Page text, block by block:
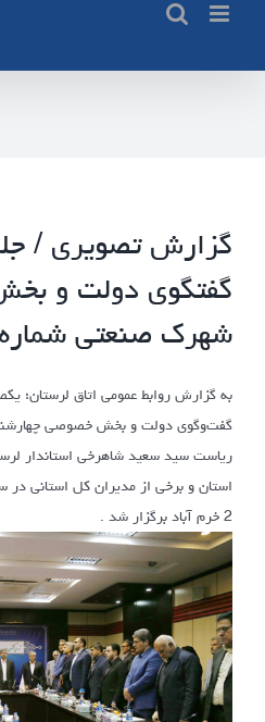
content
گزارش تصویری /
گفتگوی دولت و
شهرک صنعتی شماره 2 خرم آباد
به گزارش روابط عمومی اتاق لرستان؛
ریاست سید سعید شاهرخی استاندار
استان و برخی از مدیران کل استانی
2 خرم آباد برگزار شد .